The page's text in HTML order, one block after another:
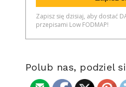
Polub nas, podziel